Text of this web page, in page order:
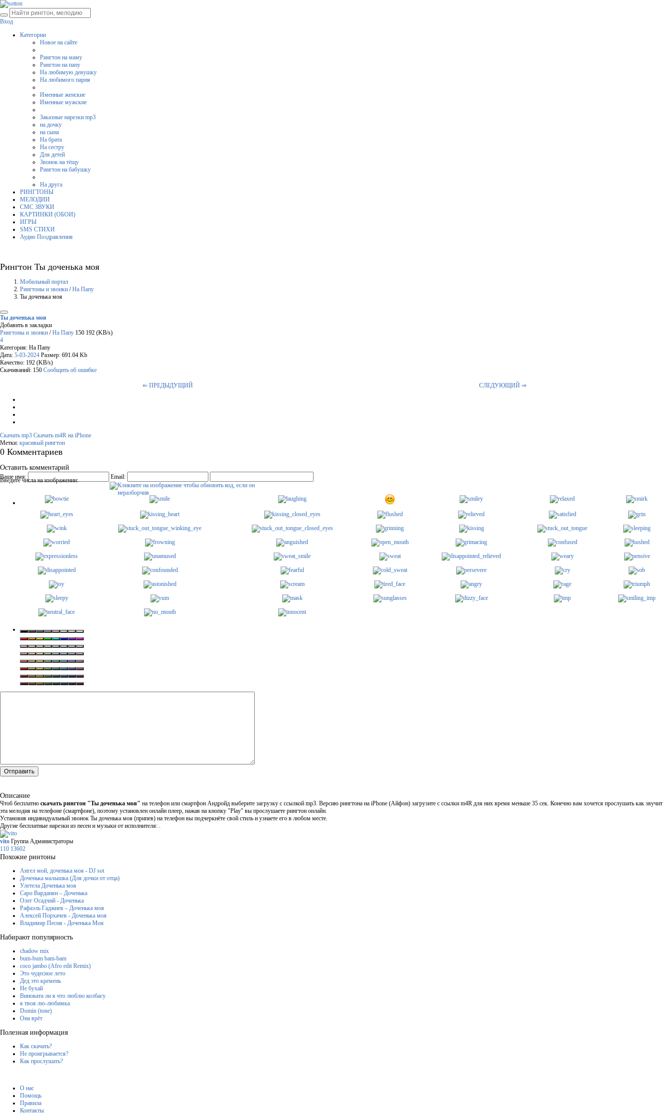
Вход
Категории
Новое на сайте
Рингтон на маму
Рингтон на папу
На любимую девушку
На любимого парня
Именные женские
Именные мужские
Заказные нарезки mp3
на дочку
на сына
На брата
На сестру
Для детей
Звонок на тёщу
Рингтон на бабушку
На друга
РИНГТОНЫ
МЕЛОДИИ
СМС ЗВУКИ
КАРТИНКИ (ОБОИ)
ИГРЫ
SMS СТИХИ
Аудио Поздравления
Рингтон Ты доченька моя
Мобильный портал
Рингтоны и звонки /На Папу
Ты доченька моя
Ты доченька моя
Добавить в закладки
Рингтоны и звонки /На Папу 150 192 (KB/s)
4
Категория: На Папу
Дата: 5-03-2024 Размер: 691.04 Kb
Качество: 192 (KB/s)
Скачиваний: 150 Сообщить об ошибке
⇐ ПРЕДЫДУЩИЙ СЛЕДУЮЩИЙ ⇒
Скачать mp3 Скачать m4R на iPhone
Метки: красивый рингтон
0 Комментариев
Оставить комментарий
Ваше имя: Email:
Введите числа на изображении:
Отправить
Описание
Чтоб бесплатно скачать рингтон "Ты доченька моя" на телефон или смартфон Андройд выберите загрузку с ссылкой mp3. Версию рингтона на iPhone (Айфон) загрузите с ссылки m4R для них время меньше 35 сек. Конечно вам хочется прослушать как звучит
эта мелодия на телефоне (смартфоне), поэтому установлен онлайн плеер, нажав на кнопку "Play" вы прослушаете рингтон онлайн.
Установив индивидуальный звонок Ты доченька моя (припев) на телефон вы подчеркнёте свой стиль и узнаете его в любом месте.
Другие бесплатные нарезки из песен и музыки от исполнителя: .
vito Группа Администраторы
110 13602
Похожие ринтоны
Ангел мой, доченька моя - DJ sot
Доченька малышка (Для дочки от отца)
Улетела Доченька моя
Саро Варданян – Доченька
Олег Осадчий - Доченька
Рафаэль Гаджиев – Доченька моя
Алексей Порхачев - Доченька моя
Владимир Песня - Доченька Моя
Набирают популярность
chadow mix
bum-bum bam-bam
coco jambo (Afro edit Remix)
Это чудесное лето
Дед это кремень
Не бухай
Виновата ли я что люблю колбасу
я твоя лю-любимка
Domin (tone)
Она врёт
Полезная информация
Как скачать?
Не проигрывается?
Как прослушать?
О нас
Помощь
Правила
Контакты